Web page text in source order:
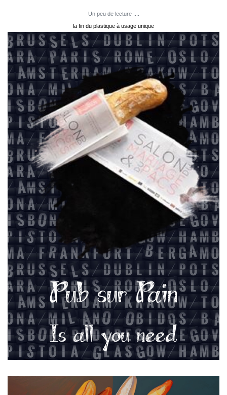
Un peu de lecture ....
la fin du plastique à usage unique